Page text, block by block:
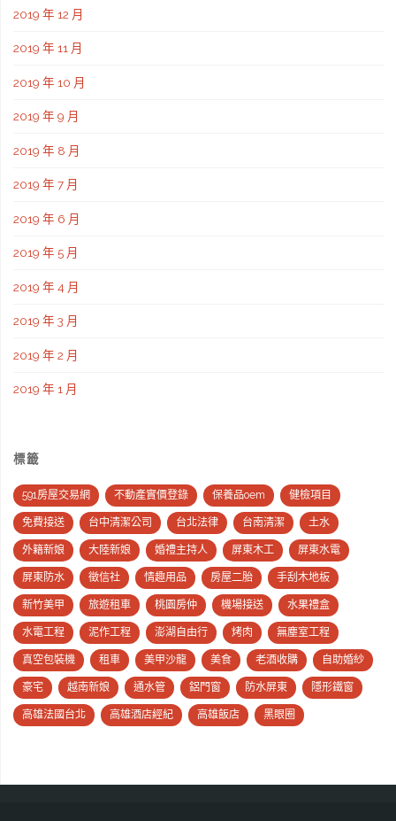
2019 年 12 月
2019 年 11 月
2019 年 10 月
2019 年 9 月
2019 年 8 月
2019 年 7 月
2019 年 6 月
2019 年 5 月
2019 年 4 月
2019 年 3 月
2019 年 2 月
2019 年 1 月
標籤
591房屋交易網 不動產實價登錄 保養品oem 健檢項目
免費接送 台中清潔公司 台北法律 台南清潔 土水
外籍新娘 大陸新娘 婚禮主持人 屏東木工 屏東水電
屏東防水 徵信社 情趣用品 房屋二胎 手刮木地板
新竹美甲 旅遊租車 桃園房仲 機場接送 水果禮盒
水電工程 泥作工程 澎湖自由行 烤肉 無塵室工程
真空包裝機 租車 美甲沙龍 美食 老酒收購 自助婚紗
豪宅 越南新娘 通水管 鋁門窗 防水屏東 隱形鐵窗
高雄法國台北 高雄酒店經紀 高雄飯店 黑眼圈